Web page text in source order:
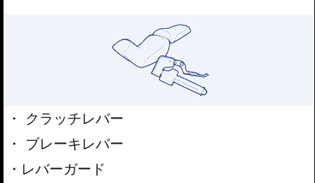
クラッチレバー
ブレーキレバー
レバーガード